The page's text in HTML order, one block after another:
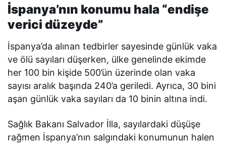
İspanya’nın konumu hala “endişe
verici düzeyde”
İspanya’da alınan tedbirler sayesinde günlük vaka
ve ölü sayıları düşerken, ülke genelinde ekimde
her 100 bin kişide 500’ün üzerinde olan vaka
sayısı aralık başında 240’a geriledi. Ayrıca, 30 bini
aşan günlük vaka sayıları da 10 binin altına indi.
Sağlık Bakanı Salvador İlla, sayılardaki düşüşe
rağmen İspanya’nın salgındaki konumunun halen